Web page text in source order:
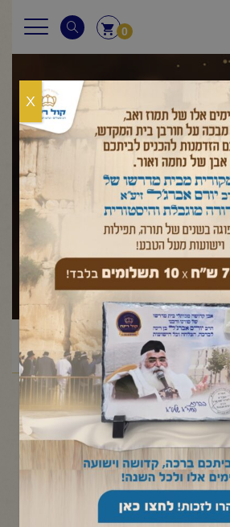
0
ותשובות
/ מעוברת ביום כיפור, חולה ביום כיפור ,
/מעוברת ביום כיפור
כיפור
אוקטובר 11, 2024
אותם ה' יתברך בהריון, מצד ההלכה
X